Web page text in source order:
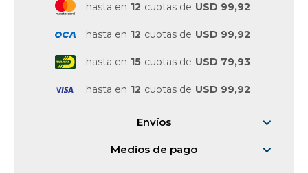
hasta en 12 cuotas de USD 99,92
hasta en 12 cuotas de USD 99,92
hasta en 15 cuotas de USD 79,93
hasta en 12 cuotas de USD 99,92
Envíos
Medios de pago